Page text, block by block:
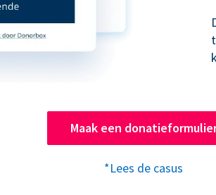
Maak een
*Lees de casus